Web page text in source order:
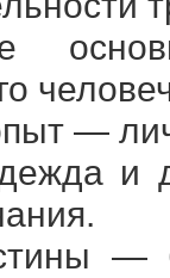
—
и
—